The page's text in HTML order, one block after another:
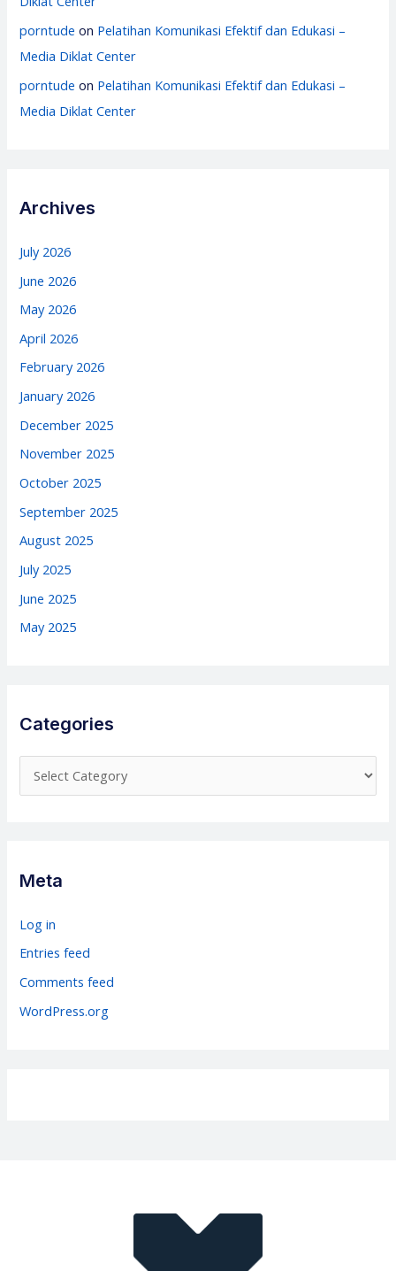
porntude on Pelatihan Komunikasi Efektif dan Edukasi –
Media Diklat Center
porntude on Pelatihan Komunikasi Efektif dan Edukasi –
Media Diklat Center
Archives
July 2026
June 2026
May 2026
April 2026
February 2026
January 2026
December 2025
November 2025
October 2025
September 2025
August 2025
July 2025
June 2025
May 2025
Categories
a
r
i
Meta
Log in
Entries feed
Comments feed
WordPress.org